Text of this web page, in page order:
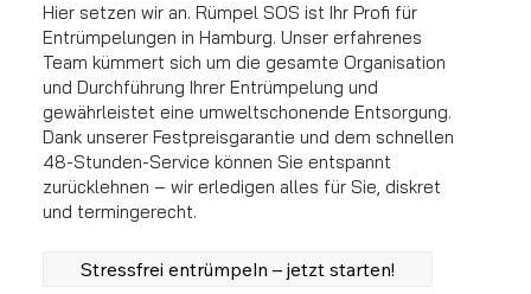
Hier setzen wir an. Rümpel SOS ist Ihr Profi für
Entrümpelungen in Hamburg. Unser erfahrenes
Team kümmert sich um die gesamte Organisation
und Durchführung Ihrer Entrümpelung und
gewährleistet eine umweltschonende Entsorgung.
Dank unserer Festpreisgarantie und dem schnellen
48-Stunden-Service können Sie entspannt
zurücklehnen – wir erledigen alles für Sie, diskret
und termingerecht.
Stressfrei entrümpeln – jetzt starten!